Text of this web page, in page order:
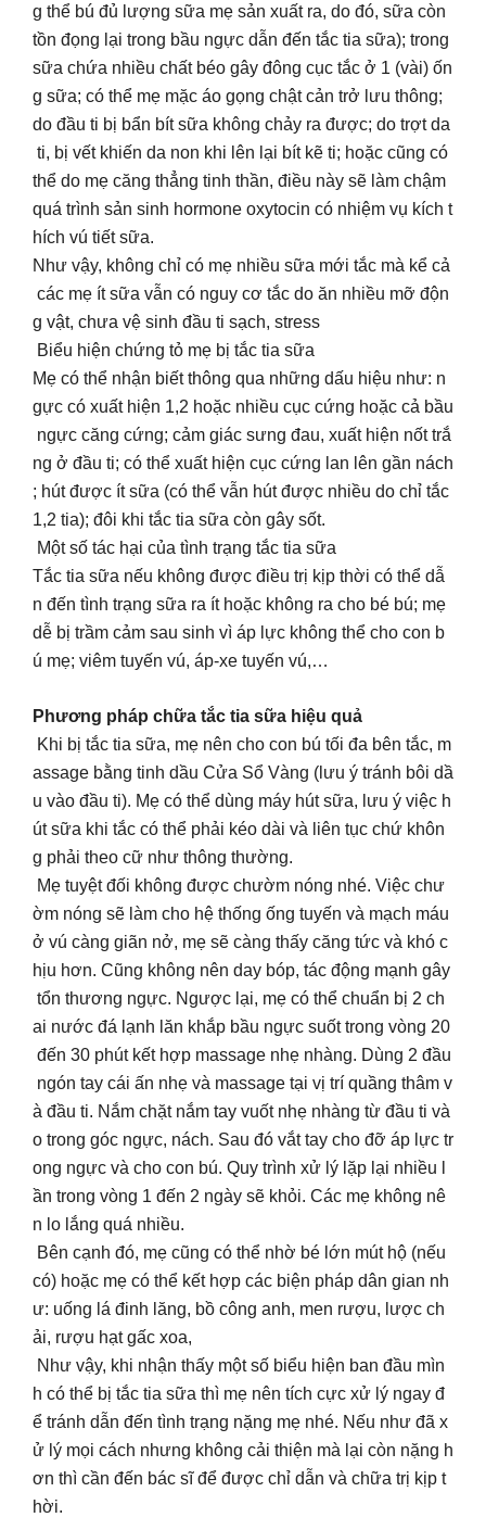
g thể bú đủ lượng sữa mẹ sản xuất ra, do đó, sữa còn
tồn đọng lại trong bầu ngực dẫn đến tắc tia sữa); trong
sữa chứa nhiều chất béo gây đông cục tắc ở 1 (vài) ốn
g sữa; có thể mẹ mặc áo gọng chật cản trở lưu thông;
do đầu ti bị bẩn bít sữa không chảy ra được; do trợt da
ti, bị vết khiến da non khi lên lại bít kẽ ti; hoặc cũng có
thể do mẹ căng thẳng tinh thần, điều này sẽ làm chậm
quá trình sản sinh hormone oxytocin có nhiệm vụ kích t
hích vú tiết sữa.
Như vậy, không chỉ có mẹ nhiều sữa mới tắc mà kể cả
các mẹ ít sữa vẫn có nguy cơ tắc do ăn nhiều mỡ độn
g vật, chưa vệ sinh đầu ti sạch, stress
Biểu hiện chứng tỏ mẹ bị tắc tia sữa
Mẹ có thể nhận biết thông qua những dấu hiệu như: n
gực có xuất hiện 1,2 hoặc nhiều cục cứng hoặc cả bầu
ngực căng cứng; cảm giác sưng đau, xuất hiện nốt trắ
ng ở đầu ti; có thể xuất hiện cục cứng lan lên gần nách
; hút được ít sữa (có thể vẫn hút được nhiều do chỉ tắc
1,2 tia); đôi khi tắc tia sữa còn gây sốt.
Một số tác hại của tình trạng tắc tia sữa
Tắc tia sữa nếu không được điều trị kịp thời có thể dẫ
n đến tình trạng sữa ra ít hoặc không ra cho bé bú; mẹ
dễ bị trầm cảm sau sinh vì áp lực không thể cho con b
ú mẹ; viêm tuyến vú, áp-xe tuyến vú,…
Phương pháp chữa tắc tia sữa hiệu quả
Khi bị tắc tia sữa, mẹ nên cho con bú tối đa bên tắc, m
assage bằng tinh dầu Cửa Sổ Vàng (lưu ý tránh bôi dầ
u vào đầu ti). Mẹ có thể dùng máy hút sữa, lưu ý việc h
út sữa khi tắc có thể phải kéo dài và liên tục chứ khôn
g phải theo cữ như thông thường.
Mẹ tuyệt đối không được chườm nóng nhé. Việc chư
ờm nóng sẽ làm cho hệ thống ống tuyến và mạch máu
ở vú càng giãn nở, mẹ sẽ càng thấy căng tức và khó c
hịu hơn. Cũng không nên day bóp, tác động mạnh gây
tổn thương ngực. Ngược lại, mẹ có thể chuẩn bị 2 ch
ai nước đá lạnh lăn khắp bầu ngực suốt trong vòng 20
đến 30 phút kết hợp massage nhẹ nhàng. Dùng 2 đầu
ngón tay cái ấn nhẹ và massage tại vị trí quầng thâm v
à đầu ti. Nắm chặt nắm tay vuốt nhẹ nhàng từ đầu ti và
o trong góc ngực, nách. Sau đó vắt tay cho đỡ áp lực tr
ong ngực và cho con bú. Quy trình xử lý lặp lại nhiều l
ần trong vòng 1 đến 2 ngày sẽ khỏi. Các mẹ không nê
n lo lắng quá nhiều.
Bên cạnh đó, mẹ cũng có thể nhờ bé lớn mút hộ (nếu
có) hoặc mẹ có thể kết hợp các biện pháp dân gian nh
ư: uống lá đinh lăng, bồ công anh, men rượu, lược ch
ải, rượu hạt gấc xoa,
Như vậy, khi nhận thấy một số biểu hiện ban đầu mìn
h có thể bị tắc tia sữa thì mẹ nên tích cực xử lý ngay đ
ể tránh dẫn đến tình trạng nặng mẹ nhé. Nếu như đã x
ử lý mọi cách nhưng không cải thiện mà lại còn nặng h
ơn thì cần đến bác sĩ để được chỉ dẫn và chữa trị kịp t
hời.